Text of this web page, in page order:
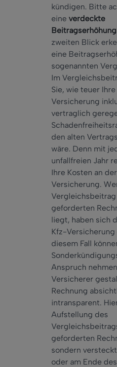
kündigen. Bitte
eine verdeckte
Beitragserhöhung
zweiten Blick
eine
sogenannten
Im
Sie, wie teuer
Versicherung
vertraglich
den alten
wäre. Denn mit
unfallfreien Jahr
Ihre Kosten an
Versicherung.
geforderten
liegt, haben sich
Kfz-Versicherung
diesem Fall
Anspruch
Versicherer
Rechnung
intransparent.
Aufstellung des
geforderten
sondern
oder am Ende